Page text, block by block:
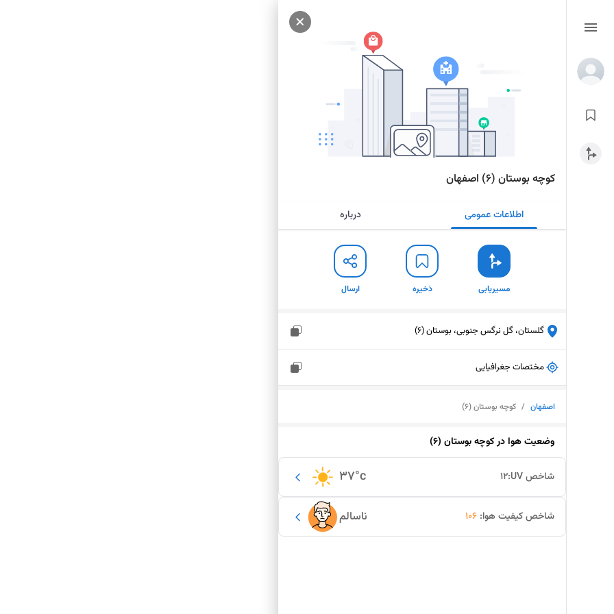
کوچه بوستان (۶) اصفهان
اطلاعات عمومی درباره
مسیریابی ذخیره ارسال
گلستان، گل نرگس جنوبی، بوستان (6)
مختصات جغرافیایی
اصفهان / کوچه بوستان (۶)
وضعیت هوا درکوچه بوستان (۶)
37°c شاخص UV: 12
ناسالم شاخص کیفیت هوا: 106